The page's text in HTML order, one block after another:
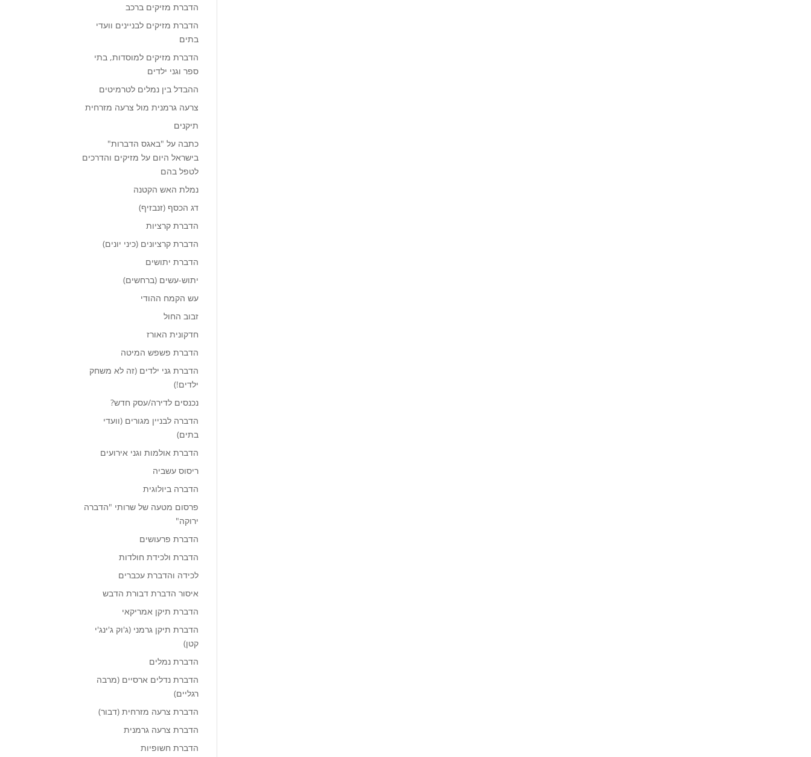
הדברת מזיקים ברכב
הדברת מזיקים לבניינים וועדי
בתים
הדברת מזיקים למוסדות, בתי
ספר וגני ילדים
ההבדל בין נמלים לטרמיטים
צרעה גרמנית מול צרעה מזרחית
תיקנים
כתבה על "באגס הדברות"
בישראל היום על מזיקים והדרכים
לטפל בהם
נמלת האש הקטנה
דג הכסף (זנבזיף)
הדברת קרציות
הדברת קרציונים (כיני יונים)
הדברת יתושים
יתוש-עשים (ברחשים)
עש הקמח ההודי
זבוב החול
חדקונית האורז
הדברת פשפש המיטה
הדברת גני ילדים (זה לא משחק
ילדים!)
נכנסים לדירה/עסק חדש?
הדברה לבניין מגורים (וועדי
בתים)
הדברת אולמות וגני אירועים
ריסוס עשביה
הדברה ביולוגית
פרסום מטעה של שרותי "הדברה
ירוקה"
הדברת פרעושים
הדברת ולכידת חולדות
לכידה והדברת עכברים
איסור הדברת דבורת הדבש
הדברת תיקן אמריקאי
הדברת תיקן גרמני (ג'וק ג'ינג'י
קטן)
הדברת נמלים
הדברת נדלים ארסיים (מרבה
רגליים)
הדברת צרעה מזרחית (דבור)
הדברת צרעה גרמנית
הדברת חשופיות